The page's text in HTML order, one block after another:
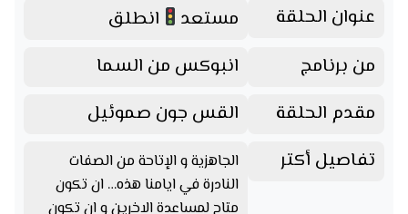
عنوان الحلقة مستعد
انطلق
من برنامج
انبوكس من السما
مقدم الحلقة
القس جون صموئيل
تفاصيل أكتر
الجاهزية و الإتاحة من الصفات
النادرة في ايامنا هذه… ان تكون
متاح لمساعدة الاخرين و ان تكون